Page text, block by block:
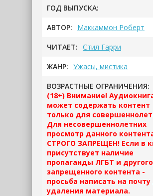
ГОД ВЫПУСКА:
АВТОР: Маккаммон Роберт
ЧИТАЕТ: Стил Гарри
ЖАНР: Ужасы, мистика
ВОЗРАСТНЫЕ ОГРАНИЧЕНИЯ:
(18+) Внимание!
может содержать контент
только для
Для несовершеннолетних
просмотр данного
СТРОГО ЗАПРЕЩЕН! Если в
присутствует наличие
пропаганды ЛГБТ и
запрещенного контента -
просьба написать на почту
удаления материала.